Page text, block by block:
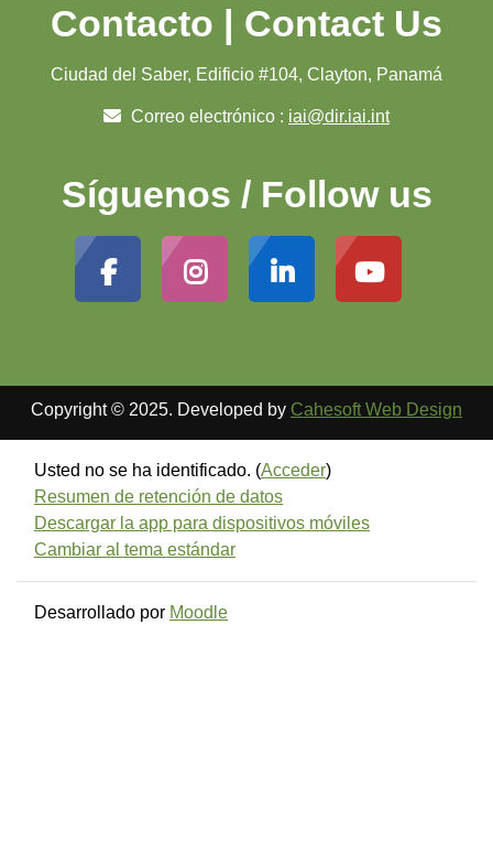
Contacto | Contact Us
Ciudad del Saber, Edificio #104, Clayton, Panamá
Correo electrónico : iai@dir.iai.int
Síguenos / Follow us
Copyright © 2025. Developed by Cahesoft Web Design
Usted no se ha identificado. (Acceder)
Resumen de retención de datos
Descargar la app para dispositivos móviles
Cambiar al tema estándar
Desarrollado por Moodle